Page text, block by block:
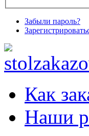
Забыли пароль?
Как
Наши